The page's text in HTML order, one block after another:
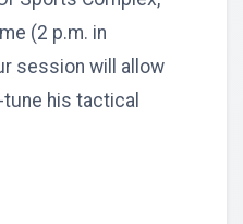
(2 p.m. in
session will allow
his tactical